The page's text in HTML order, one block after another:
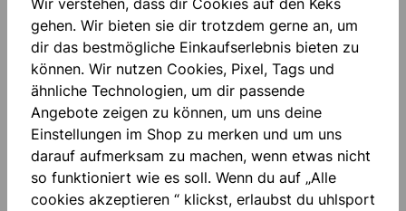
04.11.2024
gehen. Wir bieten sie dir trotzdem gerne an, um
dir das bestmögliche Einkaufserlebnis bieten zu
können. Wir nutzen Cookies, Pixel, Tags und
ähnliche Technologien, um dir passende
Angebote zeigen zu können, um uns deine
Einstellungen im Shop zu merken und um uns
darauf aufmerksam zu machen, wenn etwas nicht
so funktioniert wie es soll. Wenn du auf „Alle
cookies akzeptieren “ klickst, erlaubst du uhlsport